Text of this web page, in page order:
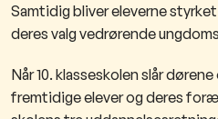
Samtidig bliver eleverne
deres valg vedrørende
Når 10. klasseskolen slår
fremtidige elever og deres